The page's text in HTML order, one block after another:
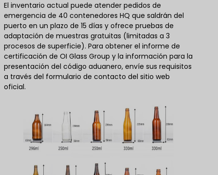
El inventario actual puede atender pedidos de
emergencia de 40 contenedores HQ que saldrán del
puerto en un plazo de 15 días y ofrece pruebas de
adaptación de muestras gratuitas (limitadas a 3
procesos de superficie). Para obtener el informe de
certificación de OI Glass Group y la información para la
presentación del código aduanero, envíe sus requisitos
a través del formulario de contacto del sitio web
oficial.